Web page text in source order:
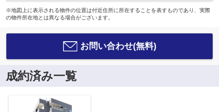
※地図上に表示される物件の位置は付近住所に所在することを表すものであり、実際
の物件所在地とは異なる場合がございます。
お問い合わせ(無料)
成約済み一覧